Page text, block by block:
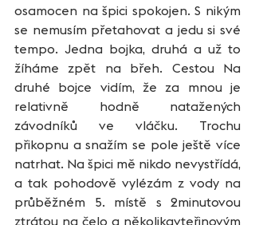
osamocen na špici spokojen. S nikým
se nemusím přetahovat a jedu si své
tempo. Jedna bojka, druhá a už to
žíháme zpět na břeh. Cestou Na
druhé bojce vidím, že za mnou je
relativně hodně natažených
závodníků ve vláčku. Trochu
přikopnu a snažím se pole ještě více
natrhat. Na špici mě nikdo nevystřídá,
a tak pohodově vylézám z vody na
průběžném 5. místě s 2minutovou
ztrátou na čelo a několikavteřinovým